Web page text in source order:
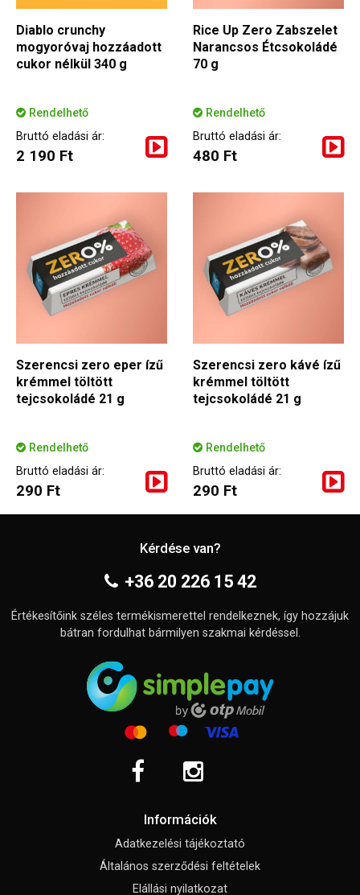
Diablo crunchy
mogyoróvaj hozzáadott
cukor nélkül 340 g
Rendelhető
Bruttó eladási ár:
2 190 Ft
Rice Up Zero Zabszelet
Narancsos Étcsokoládé
70 g
Rendelhető
Bruttó eladási ár:
480 Ft
Szerencsi zero eper ízű
krémmel töltött
tejcsokoládé 21 g
Rendelhető
Bruttó eladási ár:
290 Ft
Szerencsi zero kávé ízű
krémmel töltött
tejcsokoládé 21 g
Rendelhető
Bruttó eladási ár:
290 Ft
Kérdése van?
+36 20 226 15 42
Értékesítőink széles termékismerettel rendelkeznek, így hozzájuk
bátran fordulhat bármilyen szakmai kérdéssel.
Információk
Adatkezelési tájékoztató
Általános szerződési feltételek
Elállási nyilatkozat